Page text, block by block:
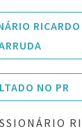
RICARDO
NO PR